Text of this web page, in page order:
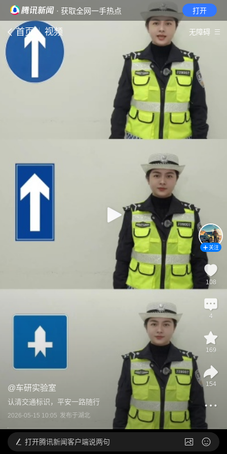
· 获取全网一手热点 打开
首页 视频 无障碍
@车研实验室
认清交通标识，平安一路随行
2026-05-15 10:05 发布于湖北
关注
108
4
169
154
打开腾讯新闻客户端说两句